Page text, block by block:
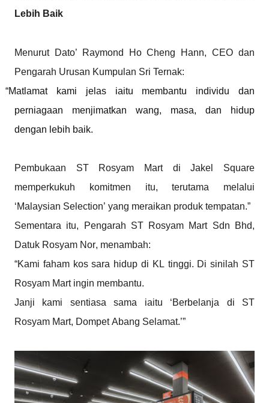
Lebih Baik
Menurut Dato’ Raymond Ho Cheng Hann, CEO dan
Pengarah Urusan Kumpulan Sri Ternak:
“Matlamat kami jelas iaitu membantu individu dan
perniagaan menjimatkan wang, masa, dan hidup
dengan lebih baik.
Pembukaan ST Rosyam Mart di Jakel Square
memperkukuh komitmen itu, terutama melalui
‘Malaysian Selection’ yang meraikan produk tempatan.”
Sementara itu, Pengarah ST Rosyam Mart Sdn Bhd,
Datuk Rosyam Nor, menambah:
“Kami faham kos sara hidup di KL tinggi. Di sinilah ST
Rosyam Mart ingin membantu.
Janji kami sentiasa sama iaitu ‘Berbelanja di ST
Rosyam Mart, Dompet Abang Selamat.’”